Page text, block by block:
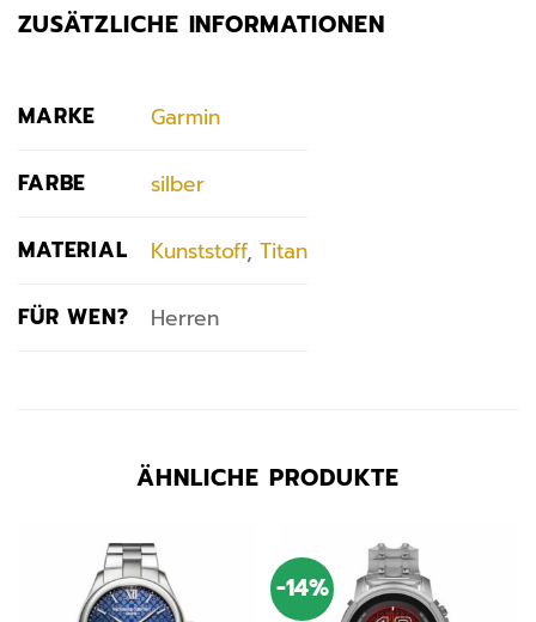
ZUSÄTZLICHE INFORMATIONEN
MARKE Garmin
FARBE silber
MATERIAL Kunststoff, Titan
FÜR WEN? Herren
ÄHNLICHE PRODUKTE
-14%